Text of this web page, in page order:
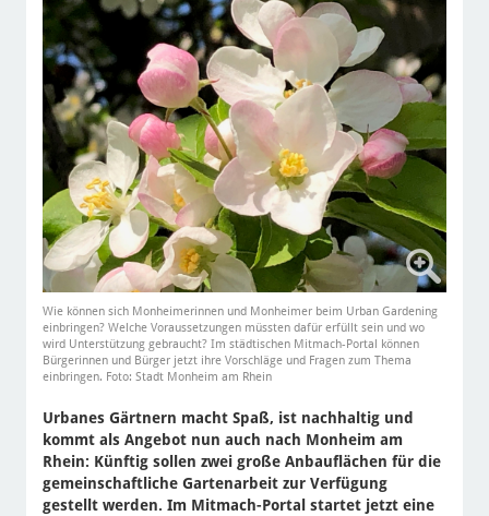
Wie können sich Monheimerinnen und Monheimer beim Urban Gardening
einbringen? Welche Voraussetzungen müssten dafür erfüllt sein und wo
wird Unterstützung gebraucht? Im städtischen Mitmach-Portal können
Bürgerinnen und Bürger jetzt ihre Vorschläge und Fragen zum Thema
einbringen. Foto: Stadt Monheim am Rhein
Urbanes Gärtnern macht Spaß, ist nachhaltig und
kommt als Angebot nun auch nach Monheim am
Rhein: Künftig sollen zwei große Anbauflächen für die
gemeinschaftliche Gartenarbeit zur Verfügung
gestellt werden. Im Mitmach-Portal startet jetzt eine